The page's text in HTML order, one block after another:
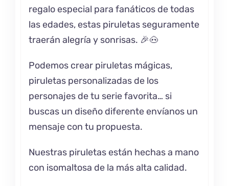
regalo especial para fanáticos de todas
las edades, estas piruletas seguramente
traerán alegría y sonrisas. 🎉🐽
Podemos crear piruletas mágicas,
piruletas personalizadas de los
personajes de tu serie favorita… si
buscas un diseño diferente envíanos un
mensaje con tu propuesta.
Nuestras piruletas están hechas a mano
con isomaltosa de la más alta calidad.